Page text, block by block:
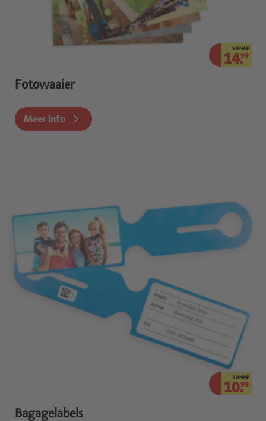
VANAF
14.99
Fotowaaier
Meer info
VANAF
10.99
Bagagelabels